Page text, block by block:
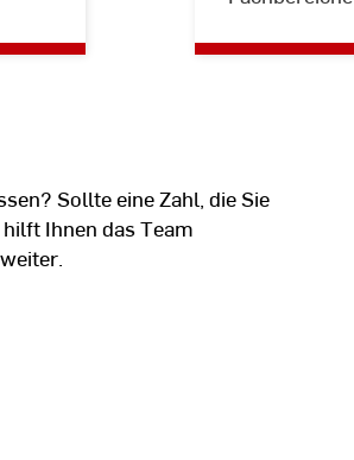
Sollte eine Zahl, die Sie
Ihnen das Team